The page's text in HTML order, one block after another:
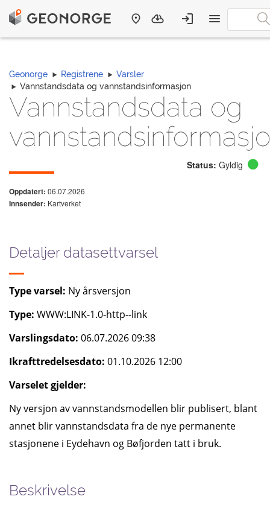
Geonorge Registrene
Varsler
Vannstandsdata og vannstandsinformasjon
Vannstandsdata og
Status: Gyldig
Oppdatert: 06.07.2026
Innsender: Kartverket
Detaljer datasettvarsel
Type varsel: Ny årsversjon
Type: WWW:LINK-1.0-http--link
Varslingsdato: 06.07.2026 09:38
Ikrafttredelsesdato: 01.10.2026 12:00
Varselet gjelder:
Ny versjon av vannstandsmodellen blir publisert, blant
annet blir vannstandsdata fra de nye permanente
stasjonene i Eydehavn og Bøfjorden tatt i bruk.
Beskrivelse